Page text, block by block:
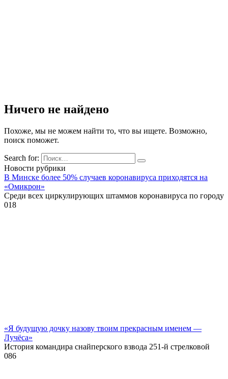
Ничего не найдено
Похоже, мы не можем найти то, что вы ищете. Возможно,
поиск поможет.
Search for:
Новости рубрики
В Минске более 50% случаев коронавируса приходятся на
«Омикрон»
Среди всех циркулирующих штаммов коронавируса по городу
018
«Я будущую дочку назову твоим прекрасным именем —
Лучёса»
История командира снайперского взвода 251-й стрелковой
086